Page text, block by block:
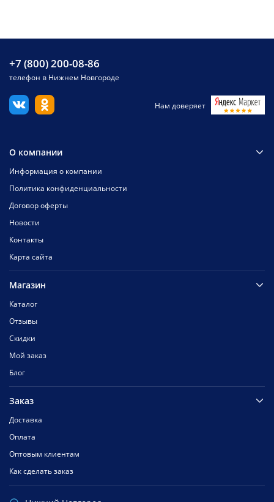
+7 (800) 200-08-86
телефон в Нижнем Новгороде
Нам доверяет
О компании
Информация о компании
Политика конфиденциальности
Договор оферты
Новости
Контакты
Карта сайта
Магазин
Каталог
Отзывы
Скидки
Мой заказ
Блог
Заказ
Доставка
Оплата
Оптовым клиентам
Как сделать заказ